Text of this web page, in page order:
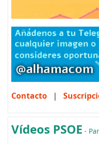
Contacto |
Vídeos PSOE -